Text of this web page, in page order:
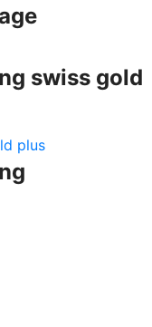
swiss gold
plus